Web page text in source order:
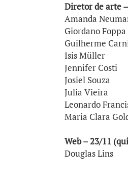
Diretor de arte
Amanda
Giordano Foppa
Guilherme
Isis Müller
Jennifer Costi
Josiel Souza
Julia Vieira
Leonardo
Maria Clara
Web – 23/11
Douglas Lins